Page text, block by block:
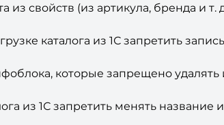
свойств (из артикула, бренда и т.
каталога из 1С запретить
которые запрещено
из 1С запретить менять название